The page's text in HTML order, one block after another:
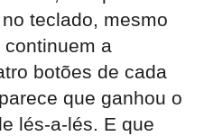
teclado, mesmo
a
botões de cada
que ganhou o
lés-a-lés. E que